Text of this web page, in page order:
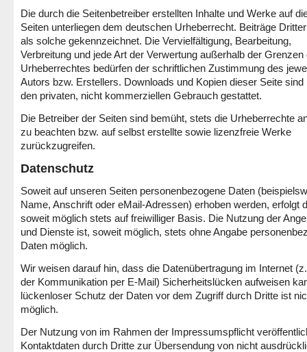
Die durch die Seitenbetreiber erstellten Inhalte und Werke auf
Seiten unterliegen dem deutschen Urheberrecht. Beiträge
als solche gekennzeichnet. Die Vervielfältigung, Bearbeitung,
Verbreitung und jede Art der Verwertung außerhalb der Grenzen
Urheberrechtes bedürfen der schriftlichen Zustimmung des
Autors bzw. Erstellers. Downloads und Kopien dieser Seite sind
den privaten, nicht kommerziellen Gebrauch gestattet.
Die Betreiber der Seiten sind bemüht, stets die Urheberrechte
zu beachten bzw. auf selbst erstellte sowie lizenzfreie Werke
zurückzugreifen.
Datenschutz
Soweit auf unseren Seiten personenbezogene Daten
Name, Anschrift oder eMail-Adressen) erhoben werden, erfolgt
soweit möglich stets auf freiwilliger Basis. Die Nutzung der
und Dienste ist, soweit möglich, stets ohne Angabe
Daten möglich.
Wir weisen darauf hin, dass die Datenübertragung im Internet
der Kommunikation per E-Mail) Sicherheitslücken aufweisen
lückenloser Schutz der Daten vor dem Zugriff durch Dritte ist
möglich.
Der Nutzung von im Rahmen der Impressumspflicht
Kontaktdaten durch Dritte zur Übersendung von nicht